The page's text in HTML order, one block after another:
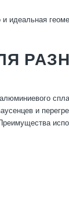
и идеальная
и